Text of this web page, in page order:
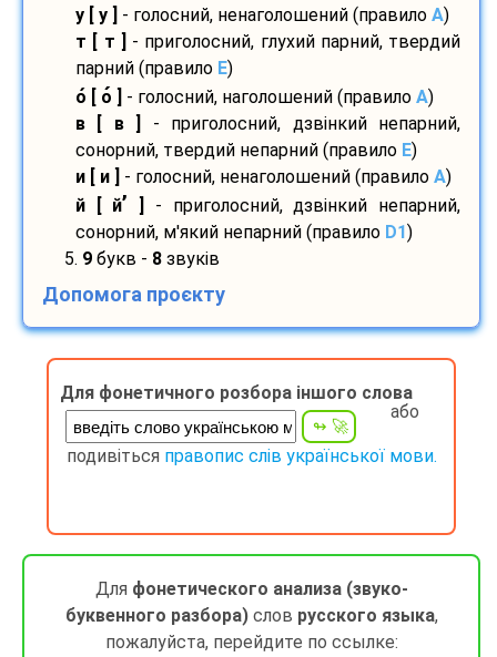
у [ у ] - голосний, ненаголошений (правило A)
т [ т ]
- приголосний, глухий парний, твердий
парний (правило E)
о [ о - голосний, наголошений (правило A)
в [ в ]
- приголосний, дзвінкий непарний,
сонорний, твердий непарний (правило E)
и [ и ]
- голосний, ненаголошений (правило A)
й [ й’
- приголосний, дзвінкий непарний,
сонорний, м'який непарний (правило D1)
5. 9 букв - 8 звуків
Допомога проєкту
Для фонетичного розбора іншого слова
або
подивіться правопис слів української мови.
Для фонетического анализа (звуко-
буквенного разбора)слов русского языка,
пожалуйста, перейдите по ссылке: